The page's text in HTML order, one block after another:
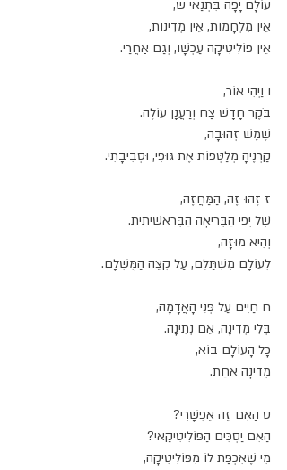
עוֹלָם יָפָה בִּתְנַאי ש,
אֵין מִלְחָמוֹת, אֵין מְדִינוֹת,
אֵין פּוֹלִיטִיקָה עַכְשָׁו, וְגַם אַחֲרַי.
ו וַיְהִי אוֹר,
בֹּקֶר חָדָשׁ צַח וְרַעֲנָן עוֹלֶה.
שֶׁמֶשׁ זְהוּבָה,
קַרְנֶיהָ מְלַטְּפוֹת אֶת גּוּפִי, וּסְבִיבָתִי.
ז זֶהוּ זֶה, הַמַּחֲזֶה,
שֶׁל יְפִי הַבְּרִיאָה הַבְּרֵאשִׁיתִית.
וְהִיא מוּזָה,
לְעוֹלָם מִשְׁתַּלֵּם, עַל קְצֵה הַמֻּשְׁלָם.
ח חַיִּים עַל פְּנֵי הָאֲדָמָה,
בְּלִי מְדִינָה, אֵם נְתִינָה.
כָּל הָעוֹלָם בּוֹא,
מְדִינָה אַחַת.
ט הַאִם זֶה אֶפְשָׁרִי?
הַאִם יַסְכִּים הַפּוֹלִיטִיקַאי?
מִי שֶׁאִכְפַּת לוֹ מִפּוֹלִיטִיקָה,